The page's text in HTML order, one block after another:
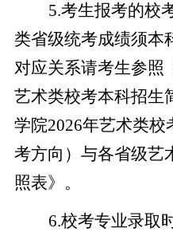
5.考生报考的校
类省级统考成绩须本
对应关系请考生参照
艺术类校考本科招生
学院2026年艺术类
考方向）与各省级艺
照表》。
6.校考专业录取